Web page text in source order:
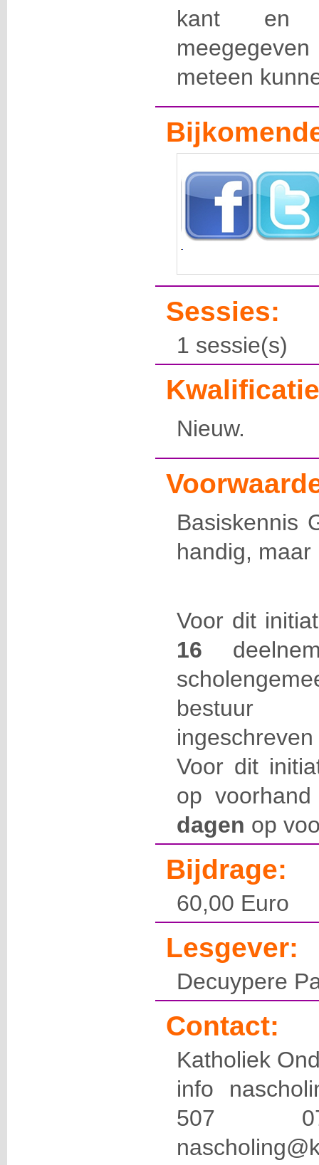
kant en
meteen
Sessies:
1 sessie(s)
Nieuw.
Basiskennis
handig,
Voor dit
16
bestuur
Voor dit
op
dagen op
Bijdrage:
60,00 Euro
Lesgever:
Decuypere
Contact:
Katholiek
info
507